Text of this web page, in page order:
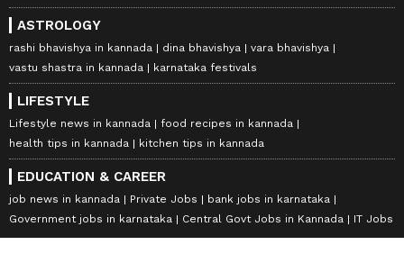
ASTROLOGY
rashi bhavishya in kannada dina bhavishya
vara bhavishya
vastu shastra in kannada
karnataka festivals
LIFESTYLE
Lifestyle news in kannada
food recipes in kannada
health tips in kannada
kitchen tips in kannada
EDUCATION & CAREER
job news in kannada Private Jobs
bank jobs in karnataka
Government jobs in karnataka
Central Govt Jobs in Kannada IT Jobs